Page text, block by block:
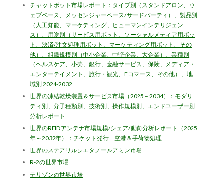
チャットボット市場レポート：タイプ別（スタンドアロン、ウ
ェブベース、メッセンジャーベース/サードパーティ）、製品別
（人工知能、マーケティング、ヒューマンインテリジェン
ス）、用途別（サービス用ボット、ソーシャルメディア用ボッ
ト、決済/注文処理用ボット、マーケティング用ボット、その
他）、組織規模別（中小企業、中堅企業、大企業）、業種別
（ヘルスケア、小売、銀行、金融サービス、保険、メディア・
エンターテイメント、旅行・観光、Eコマース、その他）、地
域別 2024-2032
世界の凍結乾燥装置＆サービス市場（2025 – 2034）：モダリ
ティ別、分子種類別、技術別、操作規模別、エンドユーザー別
分析レポート
世界のRFIDアンテナ市場規模/シェア/動向分析レポート（2025
年～2032年）：チケット発行、空港＆手荷物処理
世界のステアリルジエタノールアミン市場
R-2の世界市場
テリゾンの世界市場